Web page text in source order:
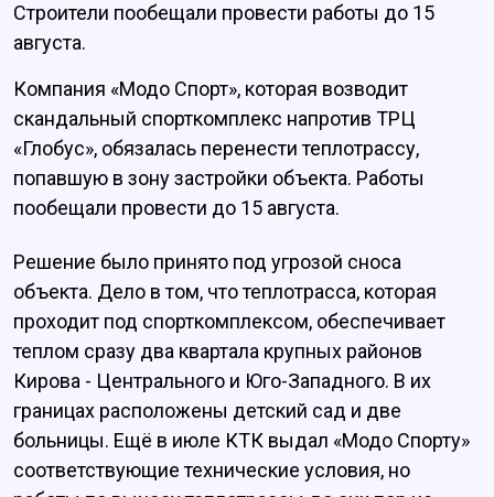
Строители пообещали провести работы до 15
августа.
Компания «Модо Спорт», которая возводит
скандальный спорткомплекс напротив ТРЦ
«Глобус», обязалась перенести теплотрассу,
попавшую в зону застройки объекта. Работы
пообещали провести до 15 августа.
Решение было принято под угрозой сноса
объекта. Дело в том, что теплотрасса, которая
проходит под спорткомплексом, обеспечивает
теплом сразу два квартала крупных районов
Кирова - Центрального и Юго-Западного. В их
границах расположены детский сад и две
больницы. Ещё в июле КТК выдал «Модо Спорту»
соответствующие технические условия, но